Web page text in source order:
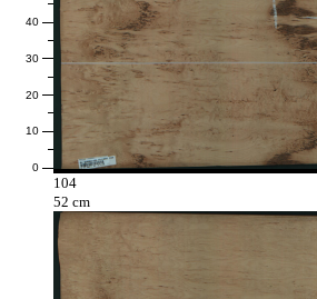
0
10
20
30
40
104
52 cm